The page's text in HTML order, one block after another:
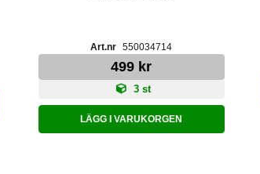
550034714
499 kr
3 st
LÄGG I VARUKORGEN